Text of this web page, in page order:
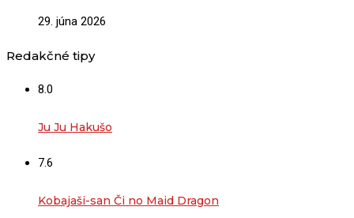
29. júna 2026
Redakčné tipy
8.0
Ju Ju Hakušo
7.6
Kobajaši-san Či no Maid Dragon